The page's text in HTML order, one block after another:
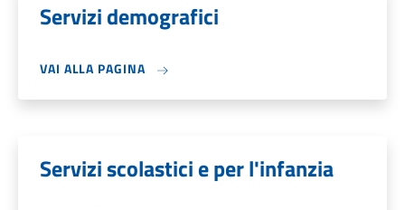
Servizi demografici
VAI ALLA PAGINA
Servizi scolastici e per l'infanzia